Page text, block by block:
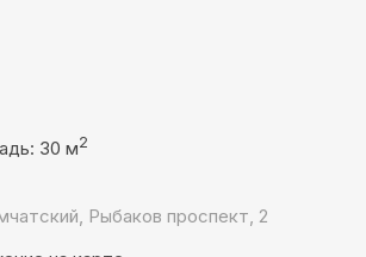
30 м2
Рыбаков проспект, 2